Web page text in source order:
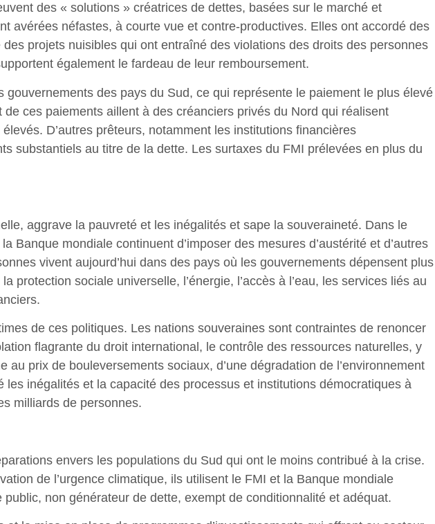
des « solutions » créatrices de dettes, basées sur le marché et
avérées néfastes, à courte vue et contre-productives. Elles ont accordé des
projets nuisibles qui ont entraîné des violations des droits des personnes
également le fardeau de leur remboursement.
des pays du Sud, ce qui représente le paiement le plus élevé
ces paiements aillent à des créanciers privés du Nord qui réalisent
D’autres prêteurs, notamment les institutions financières
substantiels au titre de la dette. Les surtaxes du FMI prélevées en plus du
aggrave la pauvreté et les inégalités et sape la souveraineté. Dans le
Banque mondiale continuent d’imposer des mesures d’austérité et d’autres
vivent aujourd’hui dans des pays où les gouvernements dépensent plus
sociale universelle, l’énergie, l’accès à l’eau, les services liés au
de ces politiques. Les nations souveraines sont contraintes de renoncer
flagrante du droit international, le contrôle des ressources naturelles, y
prix de bouleversements sociaux, d’une dégradation de l’environnement
inégalités et la capacité des processus et institutions démocratiques à
milliards de personnes.
envers les populations du Sud qui ont le moins contribué à la crise.
de l’urgence climatique, ils utilisent le FMI et la Banque mondiale
non générateur de dette, exempt de conditionnalité et adéquat.